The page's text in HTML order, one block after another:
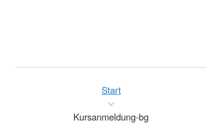
Start
Kursanmeldung-bg